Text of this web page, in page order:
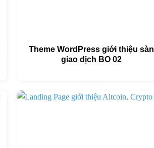
Theme WordPress giới thiệu sàn
giao dịch BO 02